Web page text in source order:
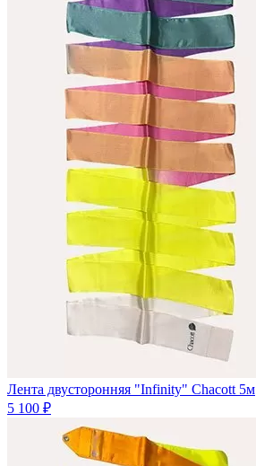
Лента двусторонняя "Infinity" Chacott 5м
5 100 ₽